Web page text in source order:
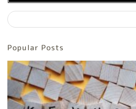
Popular Posts